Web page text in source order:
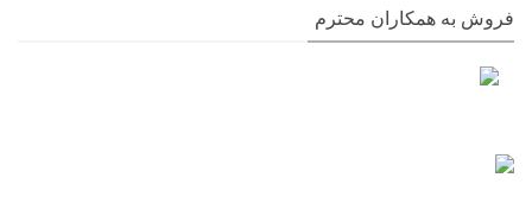
فروش به همکاران محترم